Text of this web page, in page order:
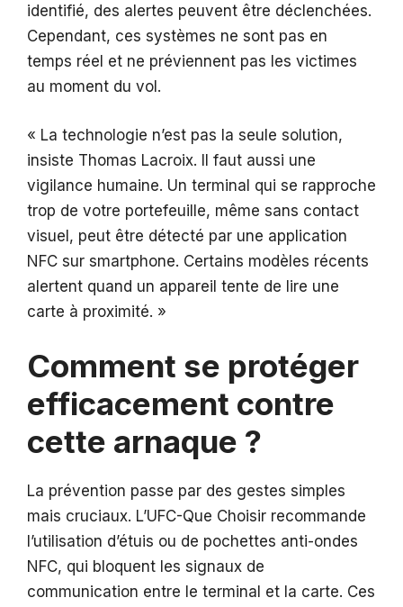
identifié, des alertes peuvent être déclenchées.
Cependant, ces systèmes ne sont pas en
temps réel et ne préviennent pas les victimes
au moment du vol.
« La technologie n’est pas la seule solution,
insiste Thomas Lacroix. Il faut aussi une
vigilance humaine. Un terminal qui se rapproche
trop de votre portefeuille, même sans contact
visuel, peut être détecté par une application
NFC sur smartphone. Certains modèles récents
alertent quand un appareil tente de lire une
carte à proximité. »
Comment se protéger
efficacement contre
cette arnaque ?
La prévention passe par des gestes simples
mais cruciaux. L’UFC-Que Choisir recommande
l’utilisation d’étuis ou de pochettes anti-ondes
NFC, qui bloquent les signaux de
communication entre le terminal et la carte. Ces